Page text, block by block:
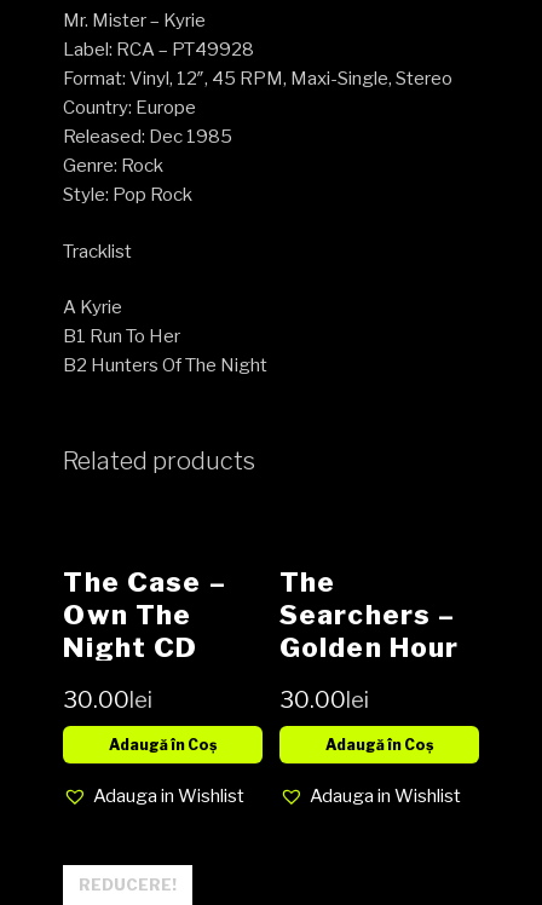
RPM,
Maxi-
Single
media
NM
cover
NM
quantity
Mr. Mister – Kyrie
Label: RCA – PT49928
Format: Vinyl, 12″, 45 RPM, Maxi-Single, Stereo
Country: Europe
Released: Dec 1985
Genre: Rock
Style: Pop Rock
Tracklist
A Kyrie
B1 Run To Her
B2 Hunters Of The Night
Related products
The Case –
Own The
Night CD
30.00lei
Adaugă în Coș
Adauga in Wishlist
The
Searchers ‎–
Golden Hour
Searchers
Vinyl, LP,
Stereo media
30.00lei
Adaugă în Coș
Adauga in Wishlist
REDUCERE!